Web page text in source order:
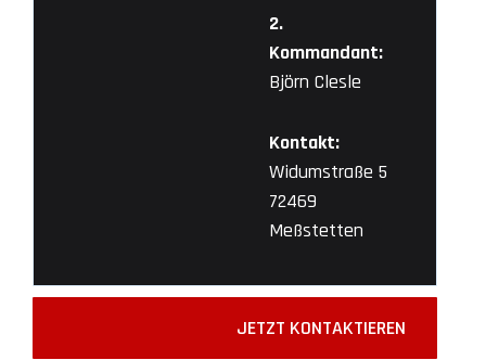
2.
Kommandant:
Björn Clesle
Kontakt:
Widumstraße 5
72469
Meßstetten
JETZT KONTAKTIEREN